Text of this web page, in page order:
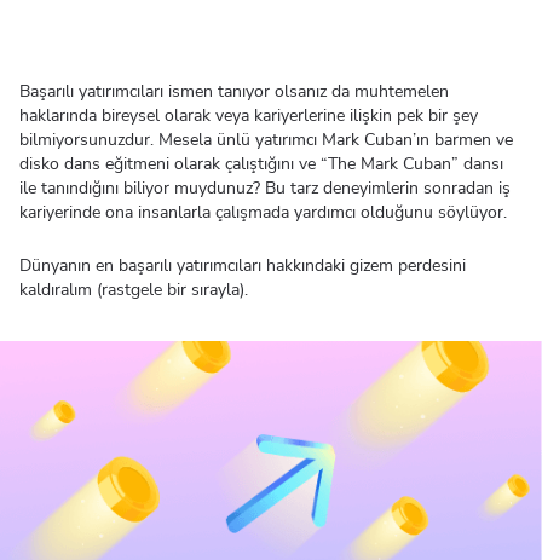
Başarılı yatırımcıları ismen tanıyor olsanız da muhtemelen
haklarında bireysel olarak veya kariyerlerine ilişkin pek bir şey
bilmiyorsunuzdur. Mesela ünlü yatırımcı Mark Cuban’ın barmen ve
disko dans eğitmeni olarak çalıştığını ve “The Mark Cuban” dansı
ile tanındığını biliyor muydunuz? Bu tarz deneyimlerin sonradan iş
kariyerinde ona insanlarla çalışmada yardımcı olduğunu söylüyor.
Dünyanın en başarılı yatırımcıları hakkındaki gizem perdesini
kaldıralım (rastgele bir sırayla).